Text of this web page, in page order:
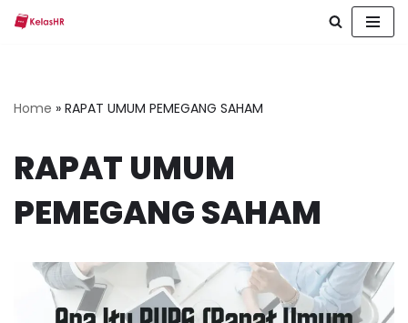
Home » RAPAT UMUM PEMEGANG SAHAM
RAPAT UMUM
PEMEGANG SAHAM